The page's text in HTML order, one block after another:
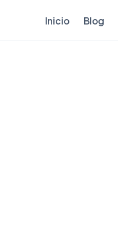
Inicio Blog